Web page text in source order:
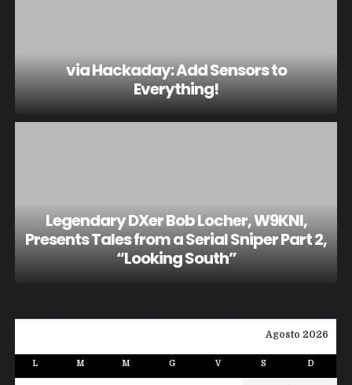
via Hackaday: Add Sensors to
Everything!
Legendary DXer Bob Locher, W9KNI,
Presents Tales from a Serial Sniper Part 2,
“Looking South”
Agosto 2026
L M M G V S D